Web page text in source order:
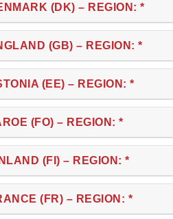
(DK) – REGION: *
(GB) – REGION: *
(EE) – REGION: *
(FO) – REGION: *
(FI) – REGION: *
(FR) – REGION: *